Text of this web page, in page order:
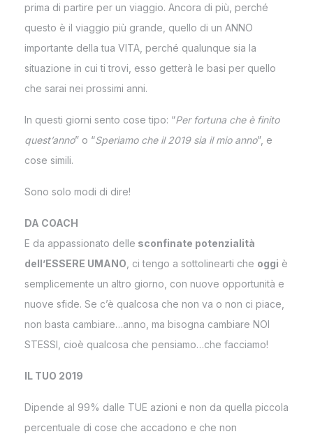
prima di partire per un viaggio. Ancora di più, perché
questo è il viaggio più grande, quello di un ANNO
importante della tua VITA, perché qualunque sia la
situazione in cui ti trovi, esso getterà le basi per quello
che sarai nei prossimi anni.
In questi giorni sento cose tipo: “Per fortuna che è finito
quest’anno” o “Speriamo che il 2019 sia il mio anno”, e
cose simili.
Sono solo modi di dire!
DA COACH
E da appassionato delle sconfinate potenzialità
dell’ESSERE UMANO , ci tengo a sottolinearti che oggi è
semplicemente un altro giorno, con nuove opportunità e
nuove sfide. Se c’è qualcosa che non va o non ci piace,
non basta cambiare…anno, ma bisogna cambiare NOI
STESSI, cioè qualcosa che pensiamo…che facciamo!
IL TUO 2019
Dipende al 99% dalle TUE azioni e non da quella piccola
percentuale di cose che accadono e che non